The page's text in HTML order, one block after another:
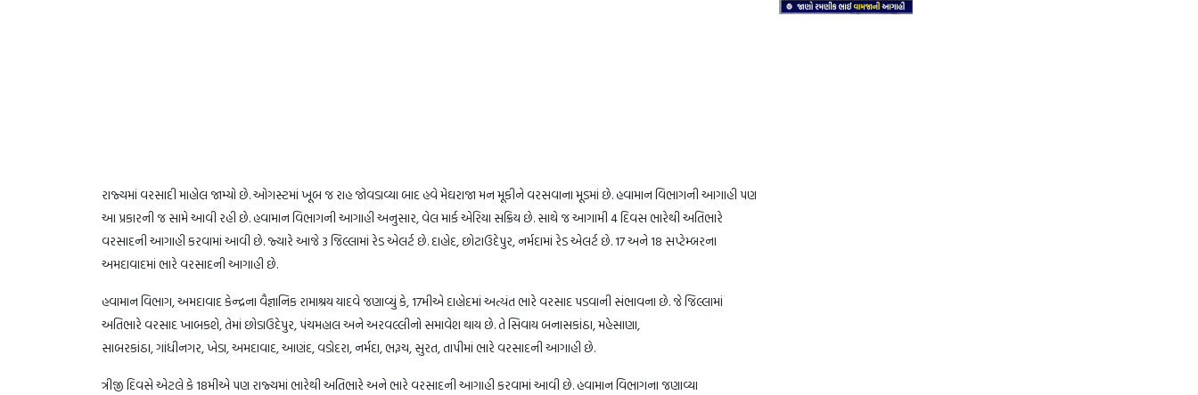
રાજ્યમાં વરસાદી માહોલ જામ્યો છે. ઓગસ્ટમાં ખૂબ જ રાહ જોવડાવ્યા બાદ હવે મેઘરાજા મન મૂકીને વરસવાના મૂડમાં છે. હવામાન વિભાગની આગાહી પણ
આ પ્રકારની જ સામે આવી રહી છે. હવામાન વિભાગની આગાહી અનુસાર, વેલ માર્ક એરિયા સક્રિય છે. સાથે જ આગામી 4 દિવસ ભારેથી અતિભારે
વરસાદની આગાહી કરવામાં આવી છે. જ્યારે આજે 3 જિલ્લામાં રેડ એલર્ટ છે. દાહોદ, છોટાઉદેપુર, નર્મદામાં રેડ એલર્ટ છે. 17 અને 18 સપ્ટેમ્બરના
અમદાવાદમાં ભારે વરસાદની આગાહી છે.
હવામાન વિભાગ, અમદાવાદ કેન્દ્રના વૈજ્ઞાનિક રામાશ્રય યાદવે જણાવ્યું કે, 17મીએ દાહોદમાં અત્યંત ભારે વરસાદ પડવાની સંભાવના છે. જે જિલ્લામાં
અતિભારે વરસાદ ખાબકશે, તેમાં છોડાઉદેપુર, પંચમહાલ અને અરવલ્લીનો સમાવેશ થાય છે. તે સિવાય બનાસકાંઠા, મહેસાણા,
સાબરકાંઠા, ગાંધીનગર, ખેડા, અમદાવાદ, આણંદ, વડોદરા, નર્મદા, ભરૂચ, સુરત, તાપીમાં ભારે વરસાદની આગાહી છે.
ત્રીજી દિવસે એટલે કે 18મીએ પણ રાજ્યમાં ભારેથી અતિભારે અને ભારે વરસાદની આગાહી કરવામાં આવી છે. હવામાન વિભાગના જણાવ્યા